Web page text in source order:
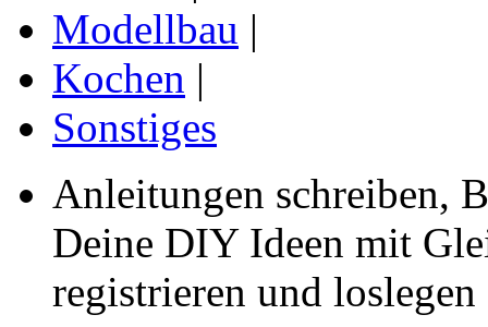
Modellbau |
Kochen |
Sonstiges
Anleitungen schreiben,
Deine DIY Ideen mit
registrieren und loslegen